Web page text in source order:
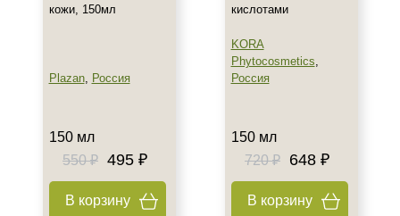
кожи, 150мл
Plazan, Россия
150 мл
550 ₽ 495 ₽
В корзину
кислотами
KORA
Phytocosmetics,
Россия
150 мл
720 ₽
648 ₽
В корзину